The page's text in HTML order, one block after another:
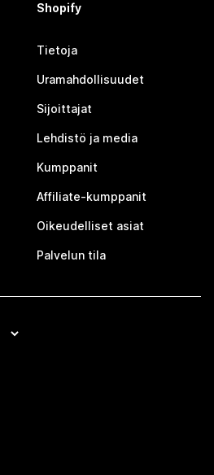
Shopify
Tietoja
Uramahdollisuudet
Sijoittajat
Lehdistö ja media
Kumppanit
Affiliate-kumppanit
Oikeudelliset asiat
Palvelun tila